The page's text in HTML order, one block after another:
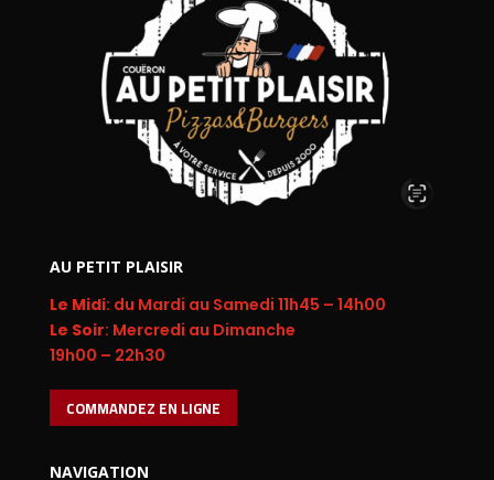
AU PETIT PLAISIR
Le Midi: du Mardi au Samedi 11h45 – 14h00
Le Soir: Mercredi au Dimanche
19h00 – 22h30
COMMANDEZ EN LIGNE
NAVIGATION